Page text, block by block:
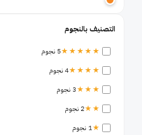
التصنيف بالنجوم
★★★★★5 نجوم
★★★★4 نجوم
★★★3 نجوم
★★2 نجوم
★1 نجوم